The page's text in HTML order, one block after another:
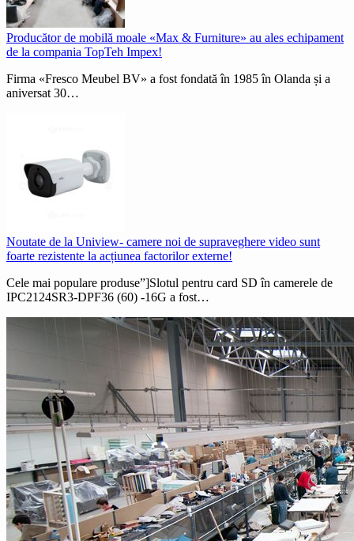
Producător de mobilă moale «Max & Furniture» au ales echipament
de la compania TopTeh Impex!
Firma «Fresco Meubel BV» a fost fondată în 1985 în Olanda și a
aniversat 30…
Noutate de la Uniview- camere noi de supraveghere video sunt
foarte rezistente la acțiunea factorilor externe!
Cele mai populare produse”]Slotul pentru card SD în camerele de
IPC2124SR3-DPF36 (60) -16G a fost…